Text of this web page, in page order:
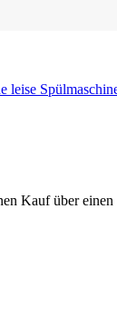
leise
Kauf über